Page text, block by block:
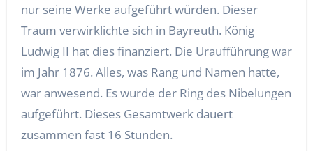
nur seine Werke aufgeführt würden. Dieser
Traum verwirklichte sich in Bayreuth. König
Ludwig II hat dies finanziert. Die Uraufführung war
im Jahr 1876. Alles, was Rang und Namen hatte,
war anwesend. Es wurde der Ring des Nibelungen
aufgeführt. Dieses Gesamtwerk dauert
zusammen fast 16 Stunden.